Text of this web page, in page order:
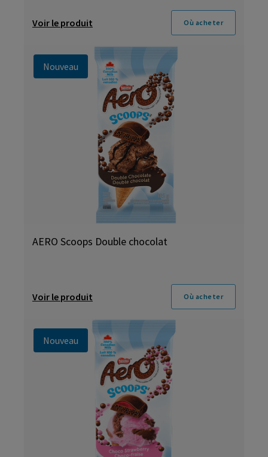
Voir le produit Où acheter
Nouveau
AERO Scoops Double chocolat
Voir le produit Où acheter
Nouveau